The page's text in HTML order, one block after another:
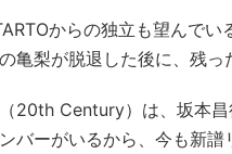
からの独立も望んで
亀梨が脱退した後に、残っ
（20th Century）は、坂本
バーがいるから、今も新譜